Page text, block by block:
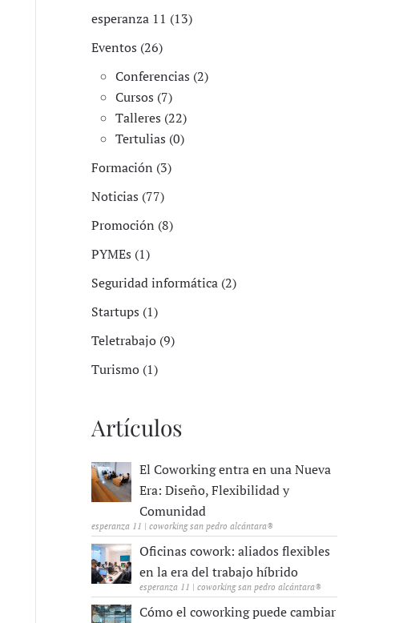
esperanza 11 (13)
Eventos (26)
Conferencias (2)
Cursos (7)
Talleres (22)
Tertulias (0)
Formación (3)
Noticias (77)
Promoción (8)
PYMEs (1)
Seguridad informática (2)
Startups (1)
Teletrabajo (9)
Turismo (1)
Artículos
El Coworking entra en una Nueva
Era: Diseño, Flexibilidad y
Comunidad
esperanza 11 | coworking san pedro alcántara®
Oficinas cowork: aliados flexibles
en la era del trabajo híbrido
esperanza 11 | coworking san pedro alcántara®
Cómo el coworking puede cambiar